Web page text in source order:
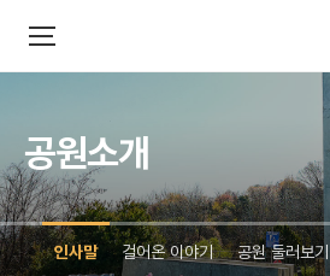
인사말 걸어온 이야기 공원 둘러보기
공원소개